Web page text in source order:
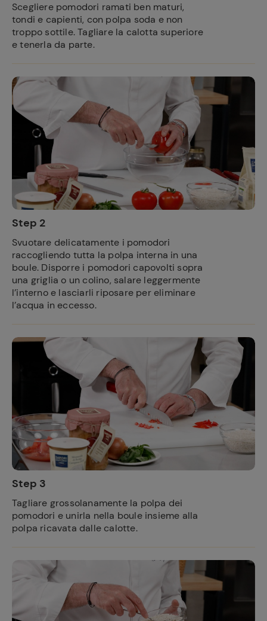
Scegliere pomodori ramati ben maturi,
tondi e capienti, con polpa soda e non
troppo sottile. Tagliare la calotta superiore
e tenerla da parte.
Step 2
Svuotare delicatamente i pomodori
raccogliendo tutta la polpa interna in una
boule. Disporre i pomodori capovolti sopra
una griglia o un colino, salare leggermente
l’interno e lasciarli riposare per eliminare
l’acqua in eccesso.
Step 3
Tagliare grossolanamente la polpa dei
pomodori e unirla nella boule insieme alla
polpa ricavata dalle calotte.